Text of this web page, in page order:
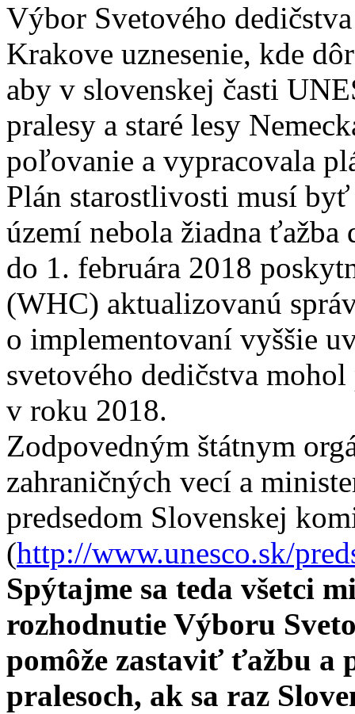
Výbor Svetového
Krakove uznesenie, kde
aby v slovenskej časti
pralesy a staré lesy
poľovanie a vypracovala
Plán starostlivosti musí
území nebola žiadna ťažba
do 1. februára 2018
(WHC) aktualizovanú
o implementovaní vyššie
svetového dedičstva
v roku 2018.
Zodpovedným štátnym
zahraničných vecí a
predsedom Slovenskej
(http://www.unesco.sk/
Spýtajme sa teda všetci
rozhodnutie Výboru
pomôže zastaviť ťažbu a
pralesoch, ak sa raz